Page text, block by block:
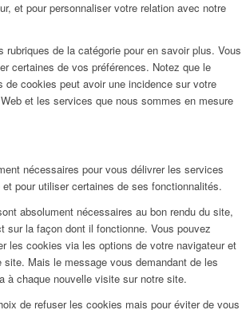
et pour personnaliser votre relation avec notre
rubriques de la catégorie pour en savoir plus. Vous
certaines de vos préférences. Notez que le
de cookies peut avoir une incidence sur votre
et les services que nous sommes en mesure
nécessaires pour vous délivrer les services
pour utiliser certaines de ses fonctionnalités.
absolument nécessaires au bon rendu du site,
sur la façon dont il fonctionne. Vous pouvez
les cookies via les options de votre navigateur et
site. Mais le message vous demandant de les
à chaque nouvelle visite sur notre site.
de refuser les cookies mais pour éviter de vous